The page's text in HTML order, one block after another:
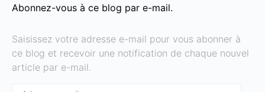
Abonnez-vous à ce blog par e-mail.
Saisissez votre adresse e-mail pour vous abonner à
ce blog et recevoir une notification de chaque nouvel
article par e-mail.